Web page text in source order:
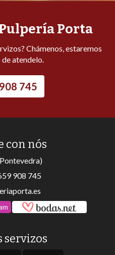
Porta
Chámenos, estaremos
atendelo.
745
servizos
con nós
908 745